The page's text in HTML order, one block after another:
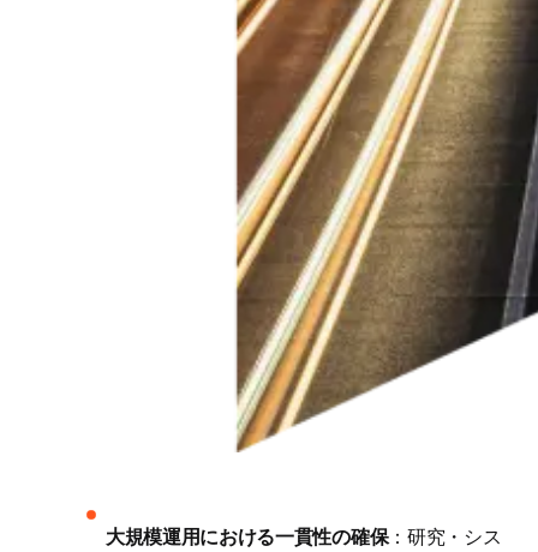
大規模運用における一貫性の確保：研究・シス